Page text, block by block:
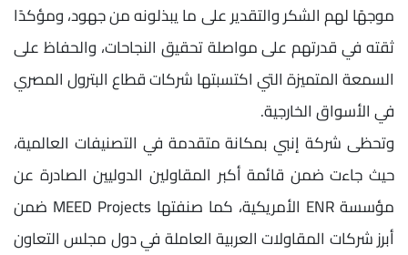
موجهًا لهم الشكر والتقدير على ما يبذلونه من جهود، ومؤكدًا
ثقته في قدرتهم على مواصلة تحقيق النجاحات، والحفاظ على
السمعة المتميزة التي اكتسبتها شركات قطاع البترول المصري
في الأسواق الخارجية.
وتحظى شركة إنبي بمكانة متقدمة في التصنيفات العالمية،
حيث جاءت ضمن قائمة أكبر المقاولين الدوليين الصادرة عن
مؤسسة ENR الأمريكية، كما صنفتها MEED Projects ضمن
أبرز شركات المقاولات العربية العاملة في دول مجلس التعاون